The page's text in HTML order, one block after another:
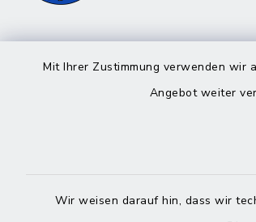
Mit Ihrer Zustimmung verwenden wir
Angebot weiter
Wir weisen darauf hin, dass wir
Rathaus in Maitenbeth
08076 9166-20